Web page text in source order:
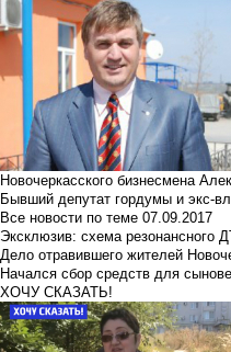
Новочеркасского бизнесмена
Бывший депутат гордумы и
Все новости по теме 07.09.2017
Эксклюзив: схема резонансного
Дело отравившего жителей
Начался сбор средств для
ХОЧУ СКАЗАТЬ!